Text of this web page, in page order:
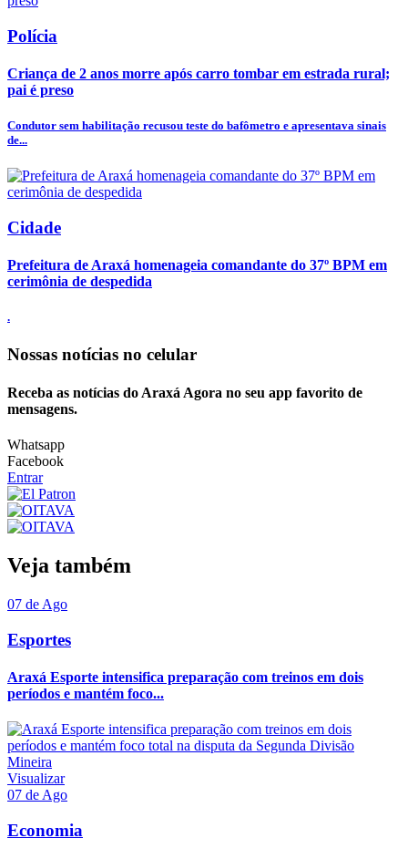
Polícia
Criança de 2 anos morre após carro tombar em estrada rural;
pai é preso
Condutor sem habilitação recusou teste do bafômetro e apresentava sinais
de...
Cidade
Prefeitura de Araxá homenageia comandante do 37º BPM em
cerimônia de despedida
.
Nossas notícias no celular
Receba as notícias do Araxá Agora no seu app favorito de
mensagens.
Whatsapp
Facebook
Entrar
Veja também
07 de Ago
Esportes
Araxá Esporte intensifica preparação com treinos em dois
períodos e mantém foco...
Visualizar
07 de Ago
Economia